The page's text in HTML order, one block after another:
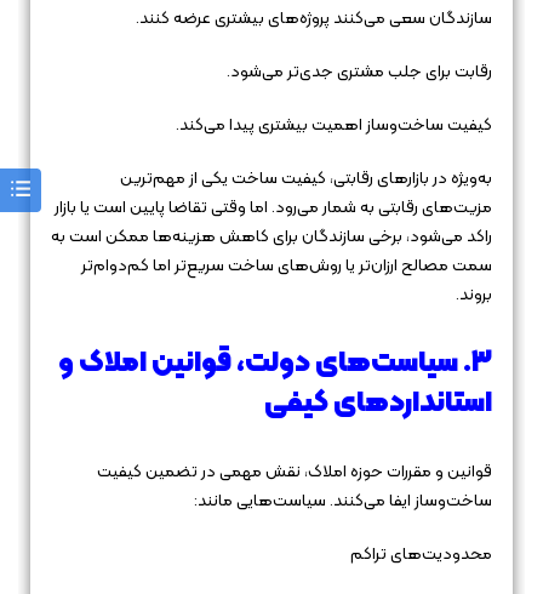
سازندگان سعی می‌کنند پروژه‌های بیشتری عرضه کنند.
رقابت برای جلب مشتری جدی‌تر می‌شود.
کیفیت ساخت‌وساز اهمیت بیشتری پیدا می‌کند.
به‌ویژه در بازارهای رقابتی، کیفیت ساخت یکی از مهم‌ترین
مزیت‌های رقابتی به شمار می‌رود. اما وقتی تقاضا پایین است یا بازار
راکد می‌شود، برخی سازندگان برای کاهش هزینه‌ها ممکن است به
سمت مصالح ارزان‌تر یا روش‌های ساخت سریع‌تر اما کم‌دوام‌تر
بروند.
۳. سیاست‌های دولت، قوانین املاک و
استانداردهای کیفی
قوانین و مقررات حوزه املاک، نقش مهمی در تضمین کیفیت
ساخت‌وساز ایفا می‌کنند. سیاست‌هایی مانند:
محدودیت‌های تراکم